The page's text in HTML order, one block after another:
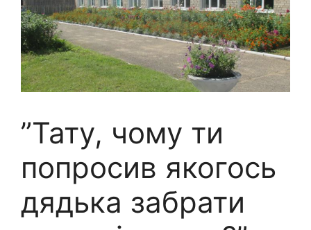
”Тату, чому ти
попросив якогось
дядька забрати